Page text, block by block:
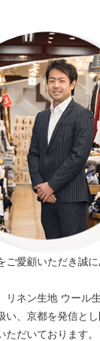
ご愛顧いただき誠
リネン生地 ウール
い、京都を発信と
だいております。